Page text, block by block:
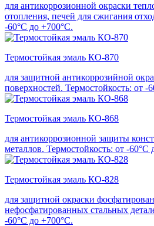
для антикоррозионной окраски
отопления, печей для сжигания
-60°С до +700°С.
Термостойкая эмаль КО-870
для защитной антикоррозийной
поверхностей. Термостойкость: от -
Термостойкая эмаль КО-868
для антикоррозионной защиты
металлов. Термостойкость: от -60°С
Термостойкая эмаль КО-828
для защитной окраски
нефосфатированных стальных
-60°С до +700°С.